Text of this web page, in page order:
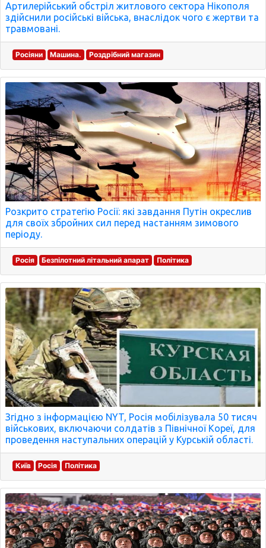
Артилерійський обстріл житлового сектора Нікополя
здійснили російські війська, внаслідок чого є жертви та
травмовані.
Росіяни Машина. Роздрібний магазин
Розкрито стратегію Росії: які завдання Путін окреслив
для своїх збройних сил перед настанням зимового
періоду.
Росія Безпілотний літальний апарат Політика
Згідно з інформацією NYT, Росія мобілізувала 50 тисяч
військових, включаючи солдатів з Північної Кореї, для
проведення наступальних операцій у Курській області.
Київ Росія Політика